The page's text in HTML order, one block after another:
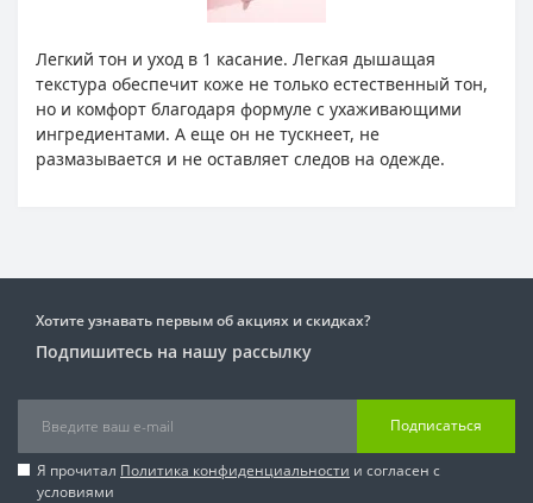
Легкий тон и уход в 1 касание. Легкая дышащая
текстура обеспечит коже не только естественный тон,
но и комфорт благодаря формуле с ухаживающими
ингредиентами. А еще он не тускнеет, не
размазывается и не оставляет следов на одежде.
Хотите узнавать первым об акциях и скидках?
Подпишитесь на нашу рассылку
Подписаться
Я прочитал Политика конфиденциальности и согласен с
условиями